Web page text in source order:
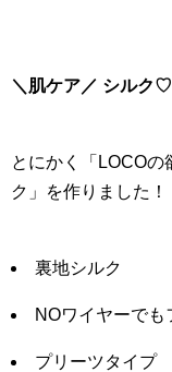
＼肌ケア／ シルク
とにかく「LOCOの
ク」を作りました！
裏地シルク
NOワイヤーで
プリーツタイプ